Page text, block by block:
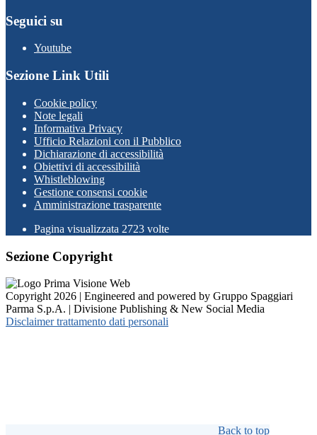
Seguici su
Youtube
Sezione Link Utili
Cookie policy
Note legali
Informativa Privacy
Ufficio Relazioni con il Pubblico
Dichiarazione di accessibilità
Obiettivi di accessibilità
Whistleblowing
Gestione consensi cookie
Amministrazione trasparente
Pagina visualizzata 2723 volte
Sezione Copyright
Copyright 2026 | Engineered and powered by Gruppo Spaggiari
Parma S.p.A. | Divisione Publishing & New Social Media
Disclaimer trattamento dati personali
Back to top